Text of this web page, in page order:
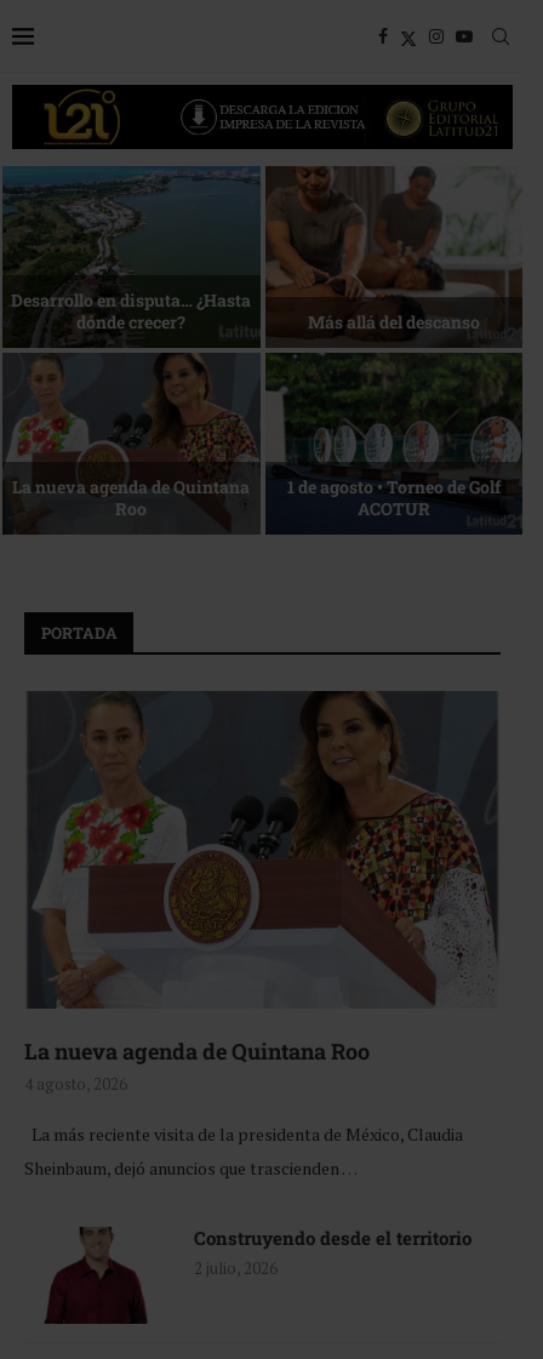
Bottega, un viaje servido a la
mesa
Energía que Impulsa la
competitividad
Reconocimiento de viajeros La esencia del servicio
PORTADA
La nueva agenda de Quintana Roo
4 agosto, 2026
La más reciente visita de la presidenta de México, Claudia
Sheinbaum, dejó anuncios que trascienden …
Construyendo desde el territorio
2 julio, 2026